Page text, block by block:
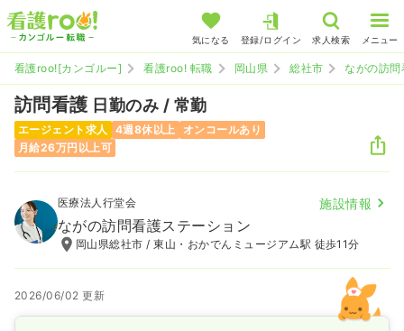
気になる 登録/ログイン 求人検索 メニュー
看護roo![カンゴルー] 看護roo! 転職 岡山県 総社市 ながの訪
訪問看護 日勤のみ / 常勤
エージェント求人 4週8休以上
オンコールあり
月給26万円以上可
医療法人行堂会 施設情報
ながの訪問看護ステーション
岡山県総社市 / 東山・おかでんミュージアム駅 徒歩11分
2026/06/02 更新